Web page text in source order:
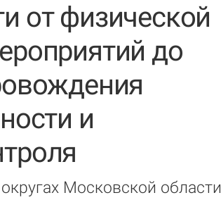
от физической
до
и
Московской области